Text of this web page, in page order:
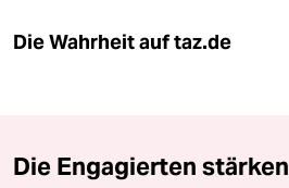
Die Wahrheit auf taz.de
Die Engagierten stärken